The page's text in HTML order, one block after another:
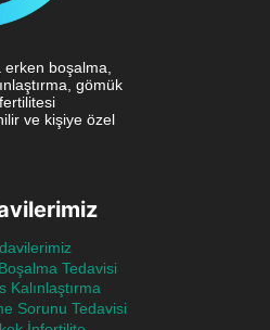
erken boşalma,
gömük
ve kişiye özel
Tedavisi
Kalınlaştırma
Sorunu Tedavisi